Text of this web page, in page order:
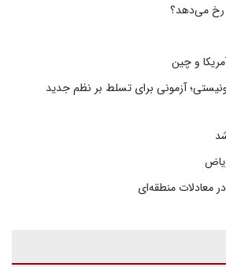
رخ می‌دهد؟
و چین
آزمونی برای تسلط بر نظم جدید
معادلات منطقه‌ای